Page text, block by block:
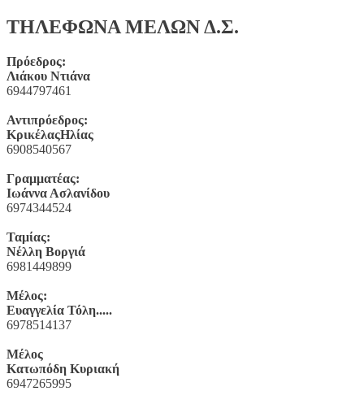
ΤΗΛΕΦΩΝΑ ΜΕΛΩΝ Δ.Σ.
Πρόεδρος:
Λιάκου Ντιάνα
6944797461
Αντιπρόεδρος:
ΚρικέλαςΗλίας
6908540567
Γραμματέας:
Ιωάννα Ασλανίδου
6974344524
Ταμίας:
Νέλλη Βοργιά
6981449899
Μέλος:
Ευαγγελία Τόλη.....
6978514137
Μέλος
Κατωπόδη Κυριακή
6947265995